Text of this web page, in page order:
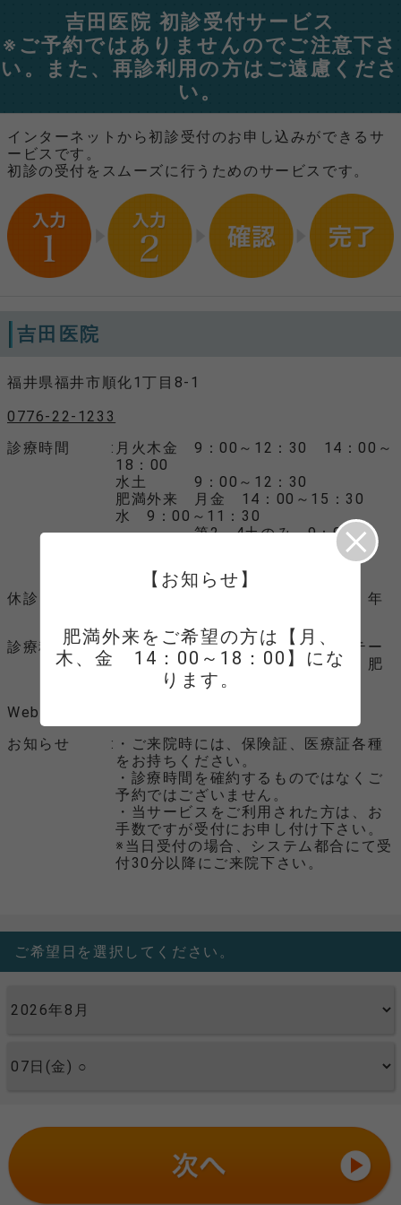
吉田医院 初診受付サービス
※ご予約ではありませんのでご注意下さ
い。また、再診利用の方はご遠慮くださ
い。
インターネットから初診受付のお申し込みができるサ
ービスです。
初診の受付をスムーズに行うためのサービスです。
吉田医院
福井県福井市順化1丁目8-1
0776-22-1233
診療時間
月火木金 9：00～12：30 14：00～
18：00
水土 9：00～12：30
肥満外来 月金 14：00～15：30
水 9：00～11：30
第2、4土のみ 9：00～1
乳腺外来 現在予約できません。
休診日
水曜午後、土曜午後、日曜、祝日、年
診療科目
外科、内科、整形外科、リハビリテー
ション科、小児科、アレルギー科、肥
Webサイト
お知らせ
・ご来院時には、保険証、医療証各種
をお持ちください。
・診療時間を確約するものではなくご
予約ではございません。
・当サービスをご利用された方は、お
手数ですが受付にお申し付け下さい。
※当日受付の場合、システム都合にて受
付30分以降にご来院下さい。
ご希望日を選択してください。
【お知らせ】
肥満外来をご希望の方は【月、
木、金　14：00～18：00】にな
ります。